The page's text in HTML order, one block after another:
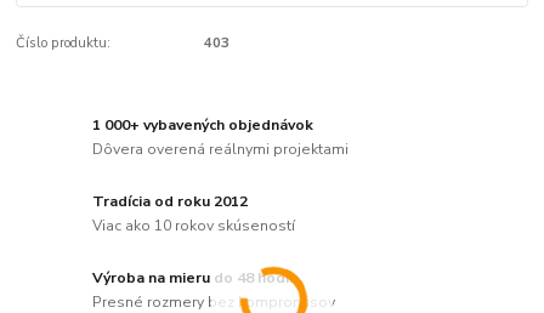
Číslo produktu: 403
1 000+ vybavených objednávok
Dôvera overená reálnymi projektami
Tradícia od roku 2012
Viac ako 10 rokov skúseností
Výroba na mieru do 48 hodín
Presné rozmery bez kompromisov